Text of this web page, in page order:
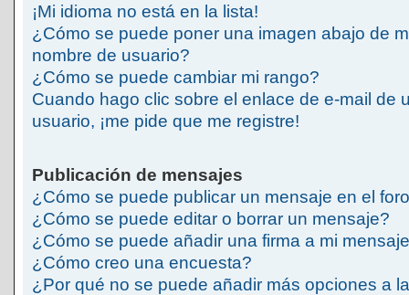
¡Mi idioma no está en la lista!
¿Cómo se puede poner una imagen abajo de
nombre de usuario?
¿Cómo se puede cambiar mi rango?
Cuando hago clic sobre el enlace de e-mail de
usuario, ¡me pide que me registre!
Publicación de mensajes
¿Cómo se puede publicar un mensaje en el
¿Cómo se puede editar o borrar un mensaje?
¿Cómo se puede añadir una firma a mi
¿Cómo creo una encuesta?
¿Por qué no se puede añadir más opciones a la